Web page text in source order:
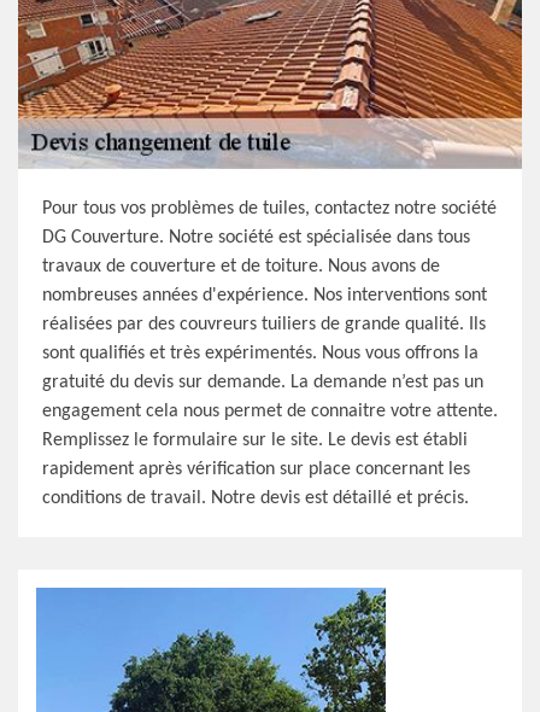
Pour tous vos problèmes de tuiles, contactez notre société
DG Couverture. Notre société est spécialisée dans tous
travaux de couverture et de toiture. Nous avons de
nombreuses années d'expérience. Nos interventions sont
réalisées par des couvreurs tuiliers de grande qualité. Ils
sont qualifiés et très expérimentés. Nous vous offrons la
gratuité du devis sur demande. La demande n’est pas un
engagement cela nous permet de connaitre votre attente.
Remplissez le formulaire sur le site. Le devis est établi
rapidement après vérification sur place concernant les
conditions de travail. Notre devis est détaillé et précis.